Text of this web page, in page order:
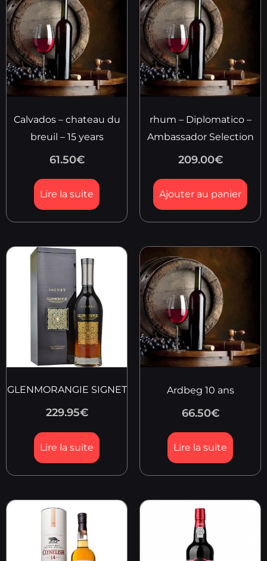
Calvados – chateau du
breuil – 15 years
61.50€
Lire la suite
rhum – Diplomatico –
Ambassador Selection
209.00€
Ajouter au panier
GLENMORANGIE SIGNET
229.95€
Lire la suite
Ardbeg 10 ans
66.50€
Lire la suite